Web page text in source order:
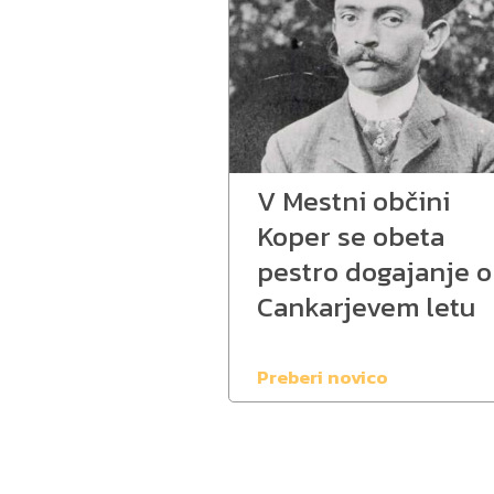
V Mestni občini
Koper se obeta
pestro dogajanje
Cankarjevem letu
Preberi novico